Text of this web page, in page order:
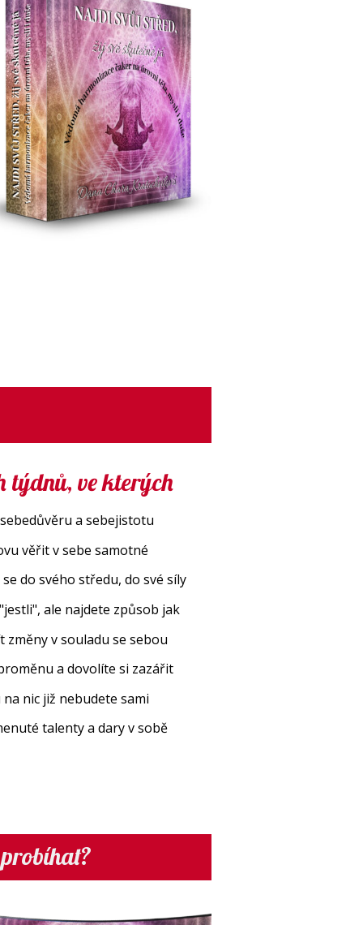
týdnů, ve kterých
a sebejistotu
věřit v sebe samotné
do svého středu, do své síly
ale najdete způsob jak
změny v souladu se sebou
a dovolíte si zazářit
nic již nebudete sami
talenty a dary v sobě